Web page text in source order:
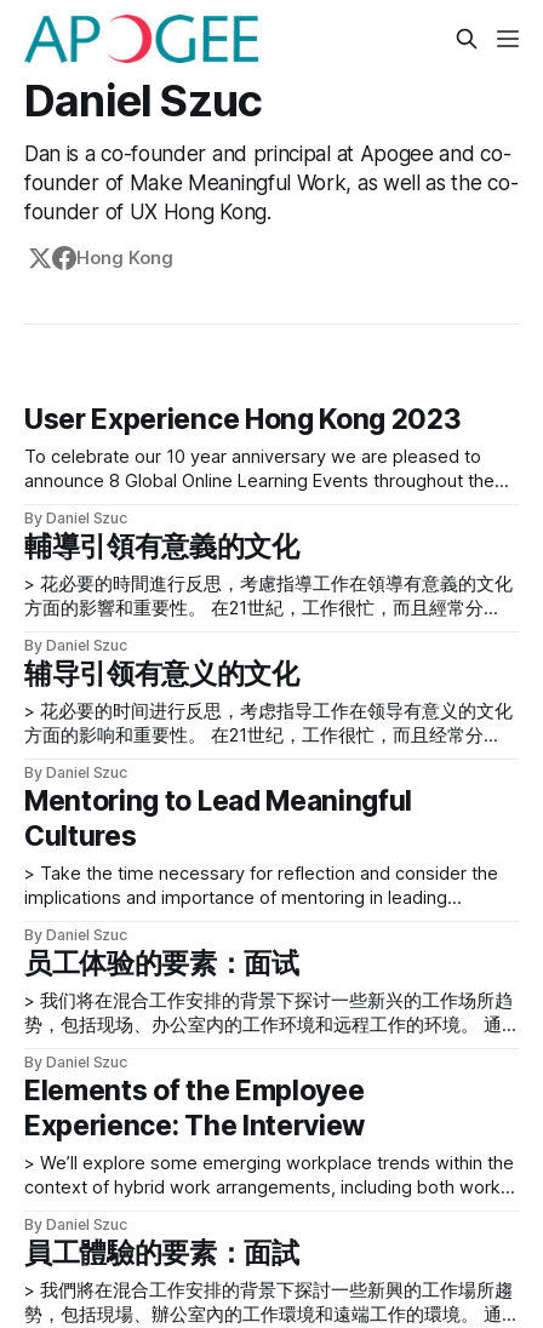
Daniel Szuc
Dan is a co-founder and principal at Apogee and co-
founder of Make Meaningful Work, as well as the co-
founder of UX Hong Kong.
Hong Kong
User Experience Hong Kong 2023
To celebrate our 10 year anniversary we are pleased to
announce 8 Global Online Learning Events throughout the
Hong Kong. All 1.5 hour sessions will be facilitated over
zoom by our invited experts We will finish with a
By Daniel Szuc
輔導引領有意義的文化
> 花必要的時間進行反思，考慮指導工作在領導有意義的文化
方面的影響和重要性。 在21世紀，工作很忙，而且經常分
的時間進行反思，考慮指導工作在領導有意義的文化方面的影
響和重要性。 這種情況由於全球大流行而變得更加複雜，工
作和家庭之間的空間變得模糊不清。 在家工作的人遇到更多
的干擾，會影響他們集中注意力的能力。 此外，他們往往缺
所需的休息和休整。 作為使用者體驗的領導者，我們必須提
供明確的機會來指導人們，並促使人們進行對話，以幫助人們
看到、計劃和前進。 我們需要幫助人們分享他們的故事，發
現實踐，並進行練習，使他們能夠學習如何將他們的學習聯繫
起來，並將其背景化，以便將意義插入他們的工作中。 我們
需要提供諸如Sparkle Studio這樣的空間--發展21世紀可轉移
改變他們的工作環境，以促進在家工作的人的文化改善。 在
家工作的壓力和緊張，以及與同事之間有限的親身社交機會，
正在對人們造成傷害。 許多工作場所沒有改變他們的工作
By Daniel Szuc
辅导引领有意义的文化
> 花必要的时间进行反思，考虑指导工作在领导有意义的文化
方面的影响和重要性。 在21世纪，工作很忙，而且经常分
时间进行反思，考虑指导工作在领导有意义的文化方面的影响
和重要性。 这种情况由于全球大流行而变得更加复杂，工作
和家庭之间的空间变得模糊不清。在家工作的人遇到更多的干
的时间来定期离开他们的工作，给他们的头脑和身体以所需的
休息和休整。 作为用户体验的领导者，我们必须提供明确的
机会来指导人们，并促使人们进行对话，以帮助人们看到、计
划和前进。我们需要帮助人们分享他们的故事，发现实践，并
进行练习，使他们能够学习如何将他们的学习联系起来，并将
其背景化，以便将意义插入他们的工作中。我们需要提供诸如
Sparkle Studio这样的空间--发展21世纪可转移软技能的学习
作环境，以促进在家工作的人的文化改善。 在家工作的压力
和紧张，以及与同事之间有限的亲身社交机会，正在对人们造
成伤害。许多工作场所没有改变他们的工作环境，以促进在
By Daniel Szuc
Mentoring to Lead Meaningful
Cultures
> Take the time necessary for reflection and consider the
implications and importance of mentoring in leading
often distracted. This reality can deprive us of moments to
stop, pause, and take the time necessary for reflection and
consider the implications
By Daniel Szuc
员工体验的要素：面试
> 我们将在混合工作安排的背景下探讨一些新兴的工作场所趋
势，包括现场、办公室内的工作环境和远程工作的环境。 通
人们在工作中遇到的员工体验（EX）的各种元素的现状，对组
织获取和保留人才的影响，以及我们对员工体验的未来的展
望。 在这个系列中，我们将在混合工作安排的背景下探讨一
些新兴的工作场所趋势，包括现场、办公室内和远程工作背景
下的工作。全球大流行病对我们工作方式的影响，使这些话题
比以往任何时候都更加重要。在我们这个系列的第一部分中，
员工体验的重点是面试。 发挥你的真实性格 > 采访者的性格
应该代表工作的地点和文化。被采访者也应该把他或她的真实
性格带到谈话中。 人们自然会把不同版本的自己带到他们工
作的各种情况或环境中，强调广泛的性格特征，可能会映射到
具体的环境中。面试的背景也不例外。 采访者的性格应该代
By Daniel Szuc
Elements of the Employee
Experience: The Interview
> We’ll explore some emerging workplace trends within the
context of hybrid work arrangements, including both work
contexts. With this article, we’ll kick off our new series
about the employee experience, exploring the current state
of various
By Daniel Szuc
員工體驗的要素：面試
> 我們將在混合工作安排的背景下探討一些新興的工作場所趨
勢，包括現場、辦公室內的工作環境和遠端工作的環境。 通